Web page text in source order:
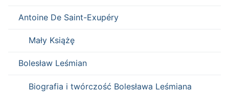
Antoine De Saint-Exupéry
Mały Książę
Bolesław Leśmian
Biografia i twórczość Bolesława Leśmiana